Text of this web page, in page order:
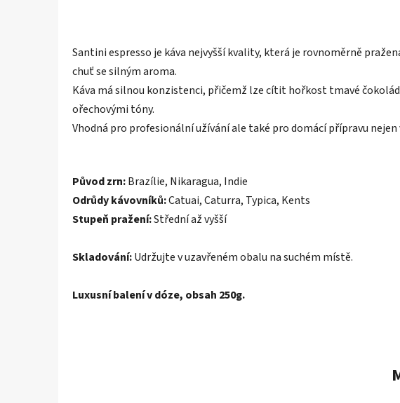
Santini espresso je káva nejvyšší kvality, která je rovnoměrně
chuť se silným aroma.
Káva má silnou konzistenci, přičemž lze cítit hořkost tmavé
ořechovými tóny.
Vhodná pro profesionální užívání ale také pro domácí přípravu nejen
Původ zrn:Brazílie, Nikaragua, Indie
Odrůdy kávovníků:Catuai, Caturra, Typica, Kents
Stupeň pražení:Střední až vyšší
Skladování:Udržujte v uzavřeném obalu na suchém místě.
Luxusní balení v dóze, obsah 250g.